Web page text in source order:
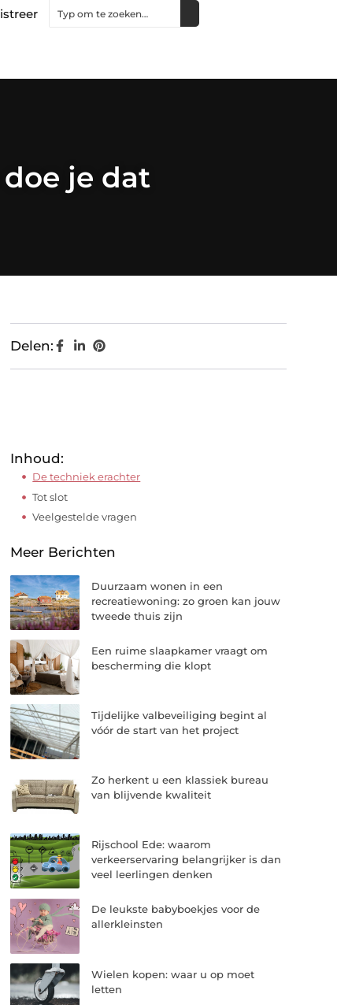
je dat
Delen:
Inhoud:
De techniek erachter
Tot slot
Veelgestelde vragen
Meer Berichten
Duurzaam wonen in een
recreatiewoning: zo groen kan jouw
tweede thuis zijn
Een ruime slaapkamer vraagt om
bescherming die klopt
Tijdelijke valbeveiliging begint al
vóór de start van het project
Zo herkent u een klassiek bureau
van blijvende kwaliteit
Rijschool Ede: waarom
verkeerservaring belangrijker is dan
veel leerlingen denken
De leukste babyboekjes voor de
allerkleinsten
Wielen kopen: waar u op moet
letten